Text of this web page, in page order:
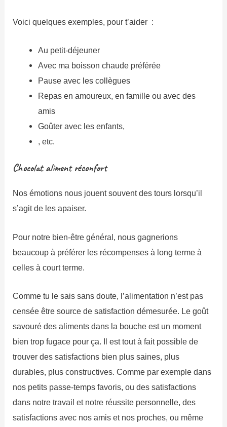
Voici quelques exemples, pour t’aider :
Au petit-déjeuner
Avec ma boisson chaude préférée
Pause avec les collègues
Repas en amoureux, en famille ou avec des
amis
Goûter avec les enfants,
, etc.
Chocolat aliment réconfort
Nos émotions nous jouent souvent des tours lorsqu’il
s’agit de les apaiser.
Pour notre bien-être général, nous gagnerions
beaucoup à préférer les récompenses à long terme à
celles à court terme.
Comme tu le sais sans doute, l’alimentation n’est pas
censée être source de satisfaction démesurée. Le goût
savouré des aliments dans la bouche est un moment
bien trop fugace pour ça. Il est tout à fait possible de
trouver des satisfactions bien plus saines, plus
durables, plus constructives. Comme par exemple dans
nos petits passe-temps favoris, ou des satisfactions
dans notre travail et notre réussite personnelle, des
satisfactions avec nos amis et nos proches, ou même